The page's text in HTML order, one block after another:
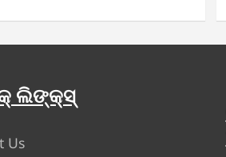
ଲିଙ୍କ୍ସ୍
Us